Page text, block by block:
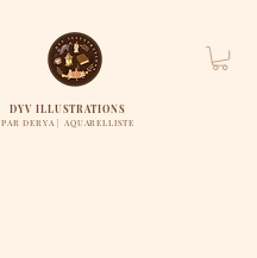
DYV ILLUSTRATIONS
PAR DERYA | AQUARELLISTE